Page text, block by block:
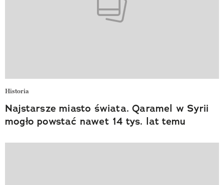
Historia
Najstarsze miasto świata. Qaramel w Syrii
mogło powstać nawet 14 tys. lat temu